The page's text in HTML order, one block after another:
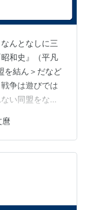
んとなしに三
和史』（平凡
を結ん＞だなど
争は遊びでは
い同盟をなん
かった現在と
。 半藤氏は
のだから多少
ならない。本
と信じてしま
麿